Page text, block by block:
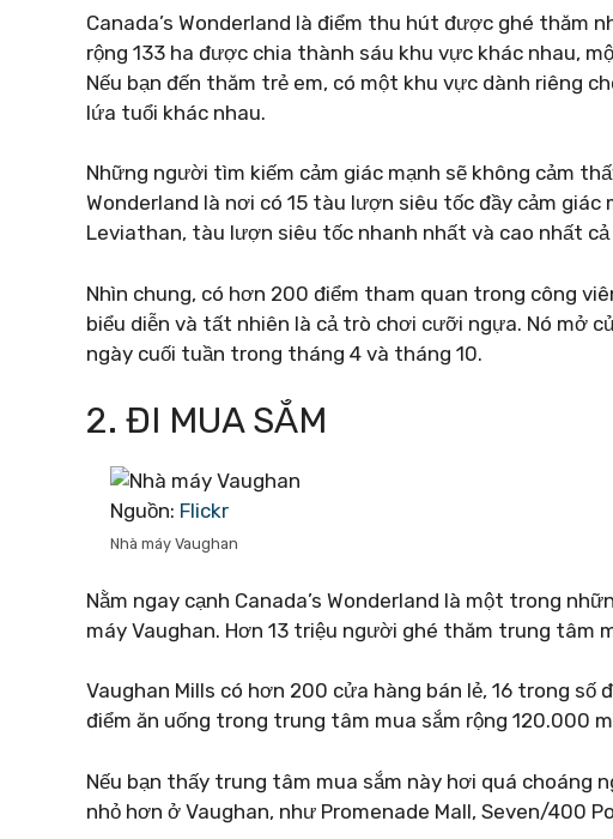
Canada’s Wonderland là điểm thu hút được ghé thăm
rộng 133 ha được chia thành sáu khu vực khác nhau,
Nếu bạn đến thăm trẻ em, có một khu vực dành riêng
lứa tuổi khác nhau.
Những người tìm kiếm cảm giác mạnh sẽ không cảm
Wonderland là nơi có 15 tàu lượn siêu tốc đầy cảm giác
Leviathan, tàu lượn siêu tốc nhanh nhất và cao nhất
Nhìn chung, có hơn 200 điểm tham quan trong công
biểu diễn và tất nhiên là cả trò chơi cưỡi ngựa. Nó mở
ngày cuối tuần trong tháng 4 và tháng 10.
2. ĐI MUA SẮM
Nguồn: Flickr
Nhà máy Vaughan
Nằm ngay cạnh Canada’s Wonderland là một trong
máy Vaughan. Hơn 13 triệu người ghé thăm trung tâm
Vaughan Mills có hơn 200 cửa hàng bán lẻ, 16 trong số
điểm ăn uống trong trung tâm mua sắm rộng 120.000
Nếu bạn thấy trung tâm mua sắm này hơi quá choáng
nhỏ hơn ở Vaughan, như Promenade Mall, Seven/400